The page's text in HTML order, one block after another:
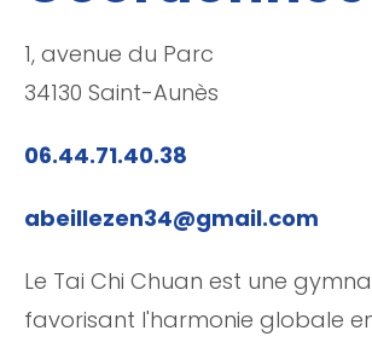
1, avenue du Parc
34130 Saint-Aunès
06.44.71.40.38
abeillezen34@gmail.com
Le Tai Chi Chuan est une
favorisant l'harmonie globale